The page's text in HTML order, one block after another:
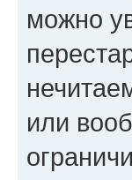
можно
или